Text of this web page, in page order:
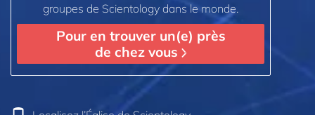
groupes de Scientology dans le monde.
Pour en trouver un(e) près
de chez vous